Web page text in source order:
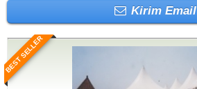
Kirim Email
BEST SELLER